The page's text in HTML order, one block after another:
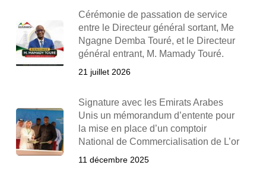
Cérémonie de passation de service
entre le Directeur général sortant, Me
Ngagne Demba Touré, et le Directeur
général entrant, M. Mamady Touré.
21 juillet 2026
Signature avec les Emirats Arabes
Unis un mémorandum d’entente pour
la mise en place d’un comptoir
National de Commercialisation de L’or
11 décembre 2025